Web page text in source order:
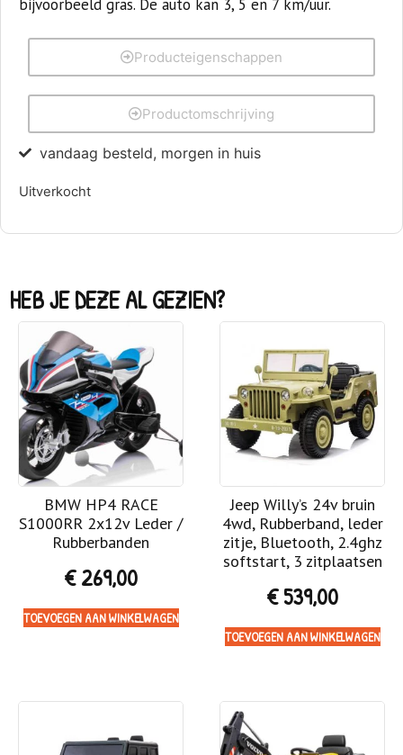
bijvoorbeeld gras. De auto kan 3, 5 en 7 km/uur.
Producteigenschappen
Productomschrijving
vandaag besteld, morgen in huis
Uitverkocht
HEB JE DEZE AL GEZIEN?
BMW HP4 RACE
S1000RR 2x12v Leder /
Rubberbanden
€269,00
TOEVOEGEN AAN WINKELWAGEN
Jeep Willy’s 24v bruin
4wd, Rubberband, leder
zitje, Bluetooth, 2.4ghz
softstart, 3 zitplaatsen
€539,00
TOEVOEGEN AAN WINKELWAGEN